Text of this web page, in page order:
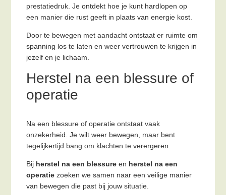
prestatiedruk. Je ontdekt hoe je kunt hardlopen op
een manier die rust geeft in plaats van energie kost.
Door te bewegen met aandacht ontstaat er ruimte om
spanning los te laten en weer vertrouwen te krijgen in
jezelf en je lichaam.
Herstel na een blessure of
operatie
Na een blessure of operatie ontstaat vaak
onzekerheid. Je wilt weer bewegen, maar bent
tegelijkertijd bang om klachten te verergeren.
Bij herstel na een blessure en herstel na een
operatie zoeken we samen naar een veilige manier
van bewegen die past bij jouw situatie.